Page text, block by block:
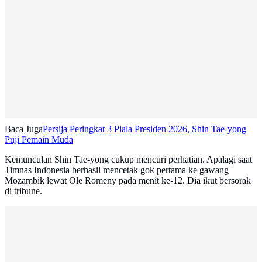
Baca JugaPersija Peringkat 3 Piala Presiden 2026, Shin Tae-yong
Puji Pemain Muda
Kemunculan Shin Tae-yong cukup mencuri perhatian. Apalagi saat
Timnas Indonesia berhasil mencetak gok pertama ke gawang
Mozambik lewat Ole Romeny pada menit ke-12. Dia ikut bersorak
di tribune.